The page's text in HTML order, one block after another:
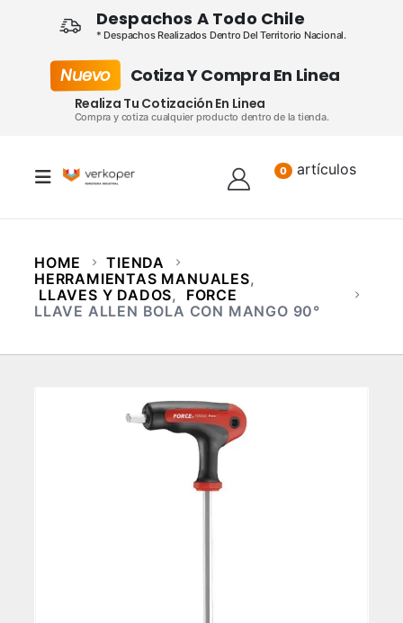
Despachos A Todo Chile
* Despachos Realizados Dentro Del Territorio Nacional.
Nuevo Cotiza Y Compra En Linea
Realiza Tu Cotización En Linea
Compra y cotiza cualquier producto dentro de la tienda.
0 artículos
HOME
TIENDA
HERRAMIENTAS MANUALES,
LLAVES Y DADOS,
FORCE
LLAVE ALLEN BOLA CON MANGO 90°